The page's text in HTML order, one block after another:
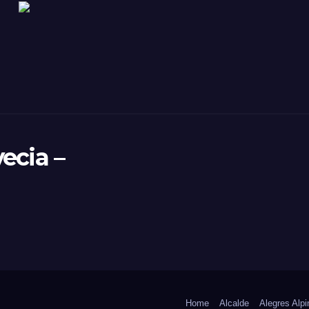
–
Home Alcalde Alegres